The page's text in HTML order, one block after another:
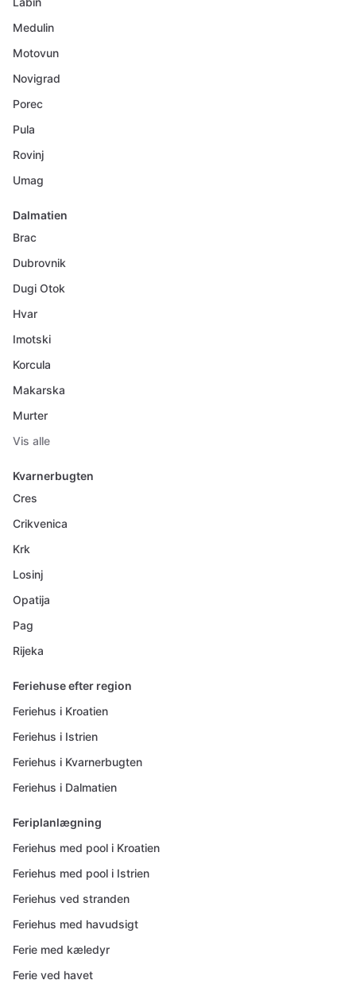
Medulin
Motovun
Novigrad
Porec
Pula
Rovinj
Umag
Dalmatien
Brac
Dubrovnik
Dugi Otok
Hvar
Imotski
Korcula
Makarska
Murter
Vis alle
Kvarnerbugten
Cres
Crikvenica
Krk
Losinj
Opatija
Pag
Rijeka
Feriehuse efter region
Feriehus i Kroatien
Feriehus i Istrien
Feriehus i Kvarnerbugten
Feriehus i Dalmatien
Feriplanlægning
Feriehus med pool i Kroatien
Feriehus med pool i Istrien
Feriehus ved stranden
Feriehus med havudsigt
Ferie med kæledyr
Ferie ved havet